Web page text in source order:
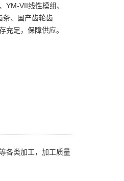
YM-VII线性模组、
条、国产齿轮齿
充足，保障供应。
各类加工，加工质量